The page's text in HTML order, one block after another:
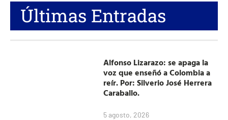
Últimas Entradas
Alfonso Lizarazo: se apaga la
voz que enseñó a Colombia a
reír. Por: Silverio José Herrera
Caraballo.
5 agosto, 2026